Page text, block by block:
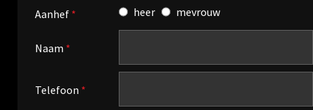
Aanhef * heer mevrouw
Naam *
Telefoon *